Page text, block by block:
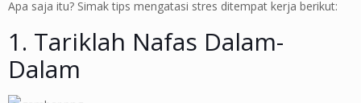
Apa saja itu? Simak tips mengatasi stres ditempat kerja berikut:
1. Tariklah Nafas Dalam-
Dalam